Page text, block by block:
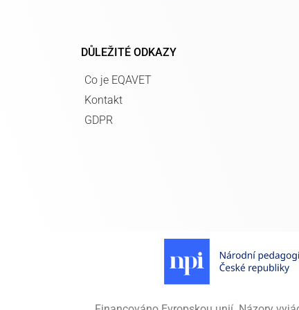
DŮLEŽITÉ ODKAZY
Co je EQAVET
Kontakt
GDPR